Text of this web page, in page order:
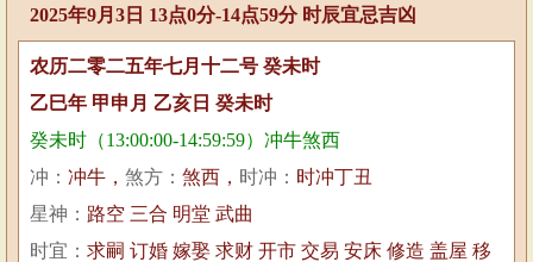
2025年9月3日 13点0分-14点59分 时辰宜忌吉凶
农历二零二五年七月十二号 癸未时
乙巳年 甲申月 乙亥日 癸未时
癸未时（13:00:00-14:59:59）冲牛煞西
冲： 冲牛， 煞方： 煞西， 时冲： 时冲丁丑
星神： 路空 三合 明堂 武曲
时宜： 求嗣 订婚 嫁娶 求财 开市 交易 安床 修造 盖屋 移